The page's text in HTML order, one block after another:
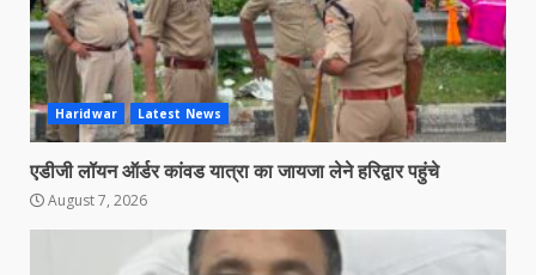
Haridwar Latest News
एडीजी लॉयन ऑर्डर कांवड यात्रा का जायजा लेने हरिद्वार पहुंचे
August 7, 2026